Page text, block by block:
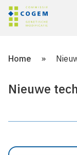
Home »
Nieuwe